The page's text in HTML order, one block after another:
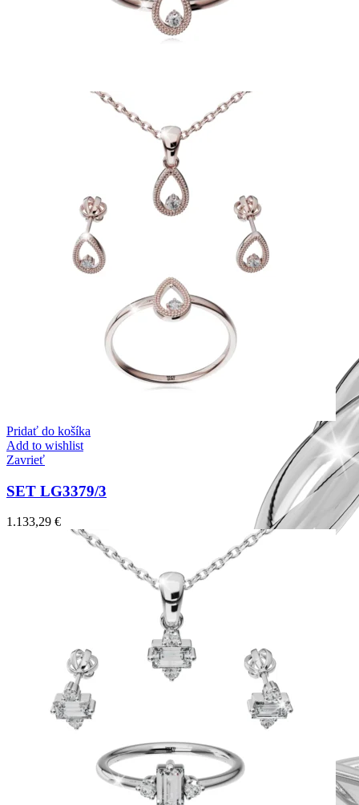
Zásnubné prstne z kolekcie Diamonds line.
Pridať do košíka
Add to wishlist
Zavrieť
SET LG3379/3
1.133,29 €